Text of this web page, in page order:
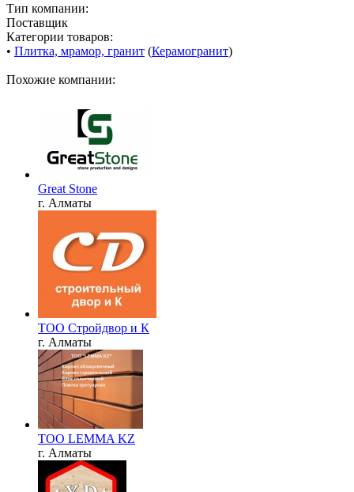
Тип компании:
Поставщик
Категории товаров:
• Плитка, мрамор, гранит (Керамогранит)
Похожие компании:
Great Stone
г. Алматы
ТОО Стройдвор и К
г. Алматы
TOO LEMMA KZ
г. Алматы